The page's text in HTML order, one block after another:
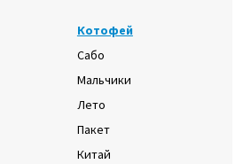
Котофей
Сабо
Мальчики
Лето
Пакет
Китай